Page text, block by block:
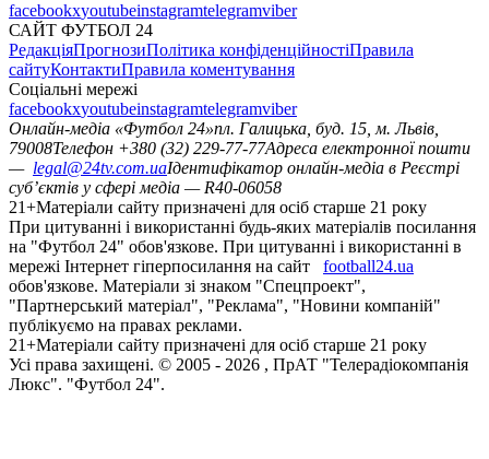
facebookxyoutubeinstagramtelegramviber
САЙТ ФУТБОЛ 24
РедакціяПрогнозиПолітика конфіденційностіПравила
сайтуКонтактиПравила коментування
Соціальні мережі
facebookxyoutubeinstagramtelegramviber
Онлайн-медіа «Футбол 24»пл. Галицька, буд. 15, м. Львів,
79008Телефон +380 (32) 229-77-77Адреса електронної пошти
— legal@24tv.com.uaІдентифікатор онлайн-медіа в Реєстрі
суб’єктів у сфері медіа — R40-06058
21+Матеріали сайту призначені для осіб старше 21 року
При цитуванні і використанні будь-яких матеріалів посилання
на "Футбол 24" обов'язкове. При цитуванні і використанні в
мережі Інтернет гіперпосилання на сайт
football24.ua
обов'язкове. Матеріали зі знаком "Спецпроект",
"Партнерський матеріал", "Реклама", "Новини компаній"
публікуємо на правах реклами.
21+Матеріали сайту призначені для осіб старше 21 року
Усi права захищенi. © 2005 - 2026 , ПрАТ "Телерадіокомпанія
Люкс". "Футбол 24".